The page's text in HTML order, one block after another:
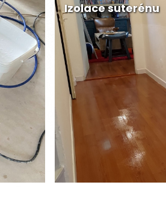
Izolace suterénu